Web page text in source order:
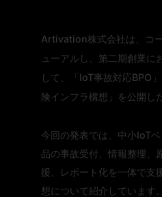
Artivation株式会社は、コ
ューアルし、第二期創業に
して、「IoT事故対応BPO
険インフラ構想」を公開し
今回の発表では、中小IoT
品の事故受付、情報整理、
援、レポート化を一体で支
想について紹介しています。